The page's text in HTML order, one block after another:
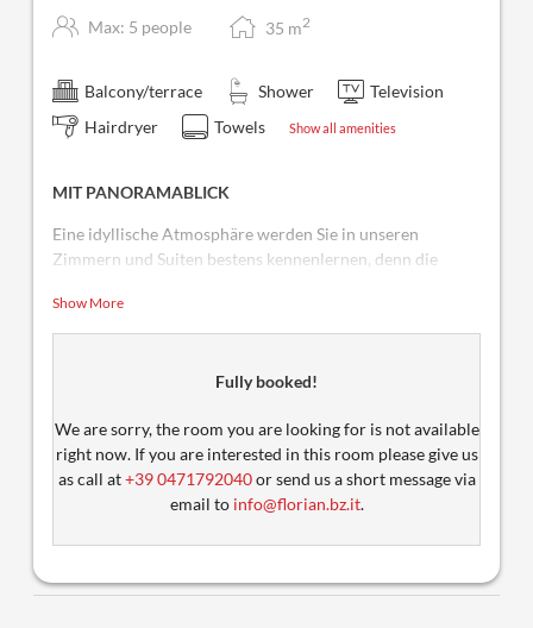
Max: 5 people 35 m2
Balcony/terrace Shower
Television
Hairdryer
Towels Show all amenities
MIT PANORAMABLICK
Eine idyllische Atmosphäre werden Sie in unseren
Zimmern und Suiten bestens kennenlernen, denn die
Flair.
Show More
Fully booked!
We are sorry, the room you are looking for is not available
right now. If you are interested in this room please give us
as call at+39 0471792040or send us a short message via
email to info@florian.bz.it.